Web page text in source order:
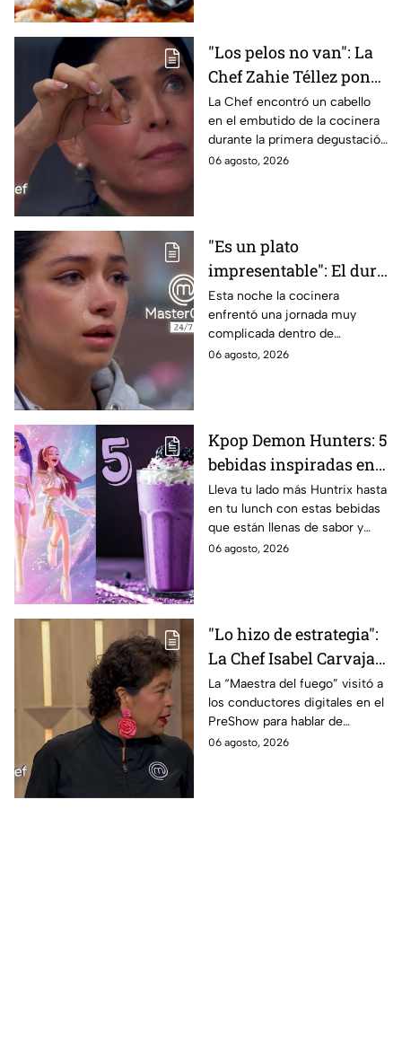
"Los pelos no van": La
Chef Zahie Téllez pone
en evidencia a Carmen
en la gala de mandiles
negros de MasterChef
24/7
La Chef encontró un cabello
en el embutido de la cocinera
durante la primera degustación
de la noche
06 agosto, 2026
"Es un plato
impresentable": El duro
regaño que hizo llorar a
Michelle dentro de
MasterChef 24/7
Esta noche la cocinera
enfrentó una jornada muy
complicada dentro de
MasterChef 24/7.
06 agosto, 2026
Kpop Demon Hunters: 5
bebidas inspiradas en
las guerreras Huntrix
para llevar a la escuela
este regreso a clases
2026; son saludables y
Lleva tu lado más Huntrix hasta
en tu lunch con estas bebidas
que están llenas de sabor y
frescura.
06 agosto, 2026
"Lo hizo de estrategia":
La Chef Isabel Carvajal
opina sobre la decisión
de Ramahá de subir a
Daniela al balcón de
MasterChef 24/7
La “Maestra del fuego” visitó a
los conductores digitales en el
PreShow para hablar de
algunos de los sucesos más
06 agosto, 2026